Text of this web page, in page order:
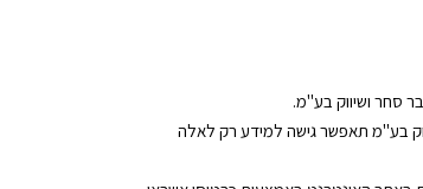
סחר ושיווק בע"מ.
בע"מ תאפשר גישה למידע רק לאלה